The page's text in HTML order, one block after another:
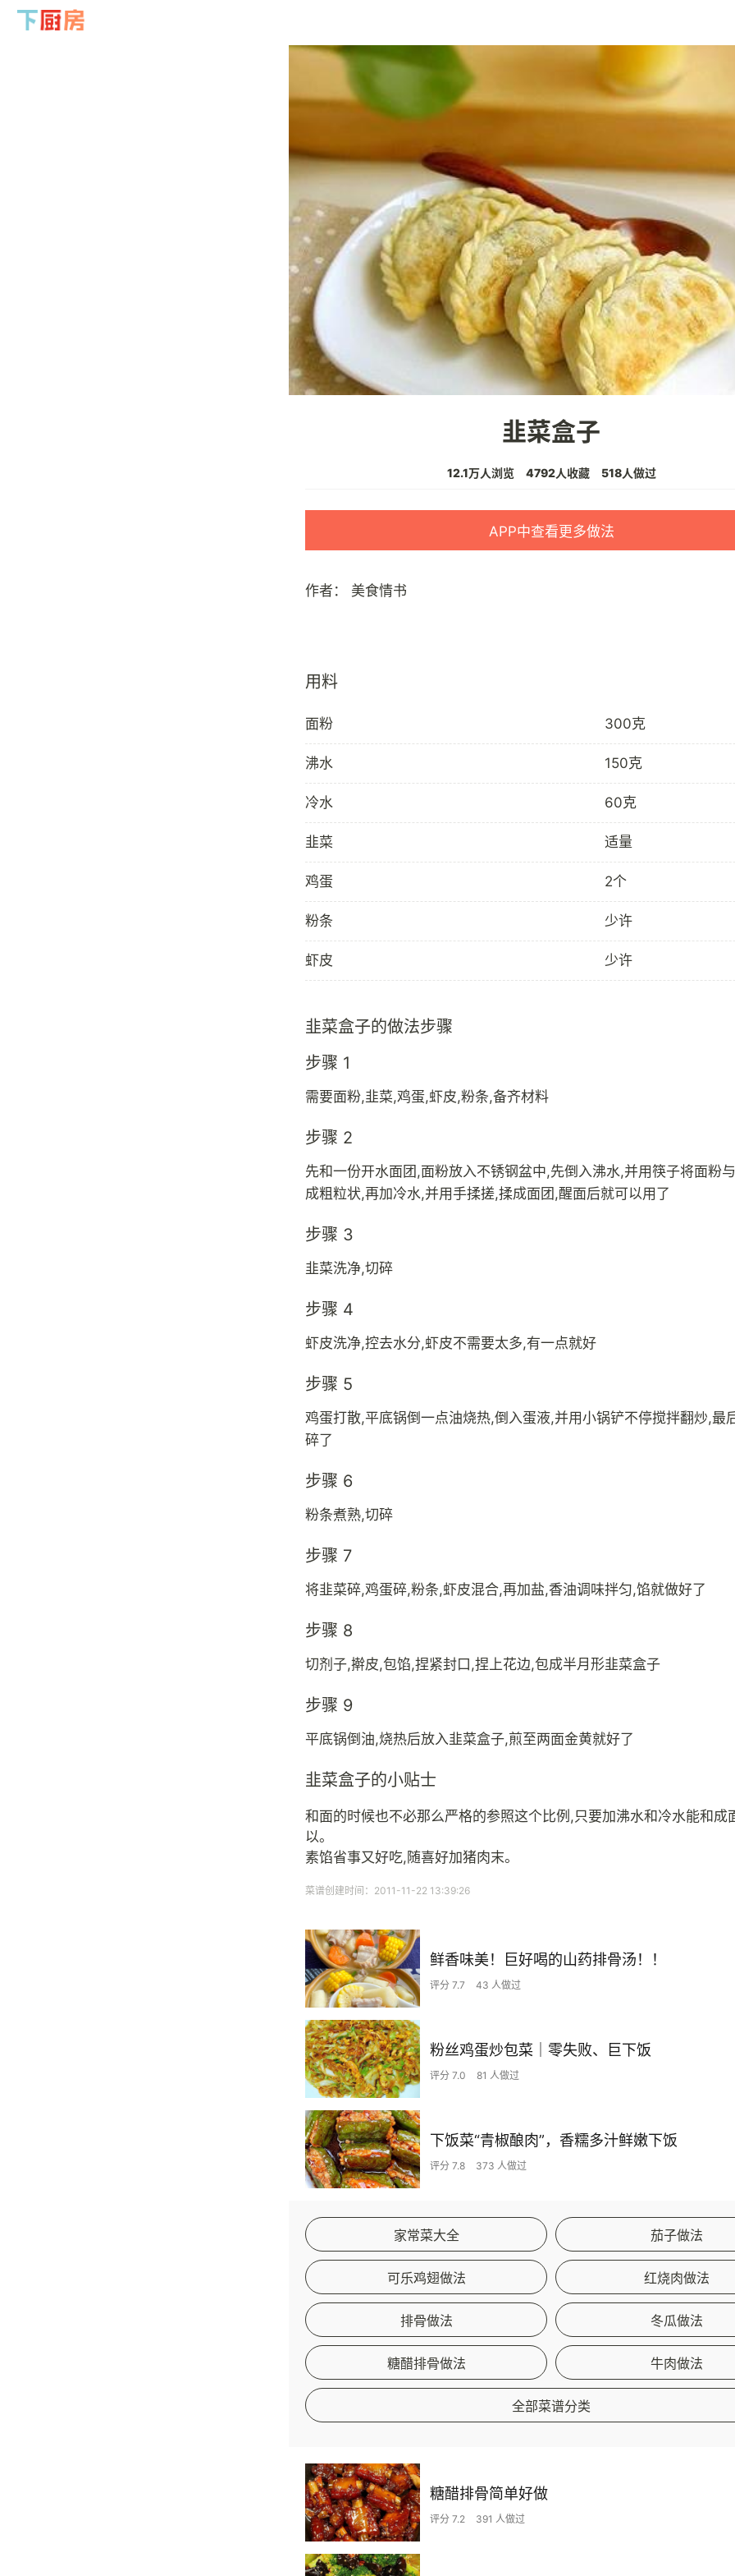
韭菜盒子
12.1万人浏览 4792人收藏 518人做过
APP中查看更多做法
作者： 美食情书
用料
面粉 300克
沸水 150克
冷水 60克
韭菜 适量
鸡蛋 2个
粉条 少许
虾皮 少许
韭菜盒子的做法步骤
步骤 1
需要面粉,韭菜,鸡蛋,虾皮,粉条,备齐材料
步骤 2
先和一份开水面团,面粉放入不锈钢盆中,先倒入沸水,并用筷子将面粉
成粗粒状,再加冷水,并用手揉搓,揉成面团,醒面后就可以用了
步骤 3
韭菜洗净,切碎
步骤 4
虾皮洗净,控去水分,虾皮不需要太多,有一点就好
步骤 5
鸡蛋打散,平底锅倒一点油烧热,倒入蛋液,并用小锅铲不停搅拌翻炒,最
碎了
步骤 6
粉条煮熟,切碎
步骤 7
将韭菜碎,鸡蛋碎,粉条,虾皮混合,再加盐,香油调味拌匀,馅就做好了
步骤 8
切剂子,擀皮,包馅,捏紧封口,捏上花边,包成半月形韭菜盒子
步骤 9
平底锅倒油,烧热后放入韭菜盒子,煎至两面金黄就好了
韭菜盒子的小贴士
和面的时候也不必那么严格的参照这个比例,只要加沸水和冷水能和成
以。
素馅省事又好吃,随喜好加猪肉末。
菜谱创建时间：2011-11-22 13:39:26
鲜香味美！巨好喝的山药排骨汤！！
评分 7.7 43 人做过
粉丝鸡蛋炒包菜｜零失败、巨下饭
评分 7.0 81 人做过
下饭菜“青椒酿肉”，香糯多汁鲜嫩下饭
评分 7.8 373 人做过
家常菜大全 茄子做法
可乐鸡翅做法 红烧肉做法
排骨做法 冬瓜做法
糖醋排骨做法 牛肉做法
全部菜谱分类
糖醋排骨简单好做
评分 7.2 391 人做过